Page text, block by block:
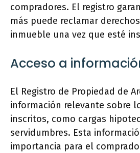
compradores. El registro
más puede reclamar
inmueble una vez que esté
Acceso a
El Registro de Propiedad de
información relevante sobre
inscritos, como cargas
servidumbres. Esta
importancia para el